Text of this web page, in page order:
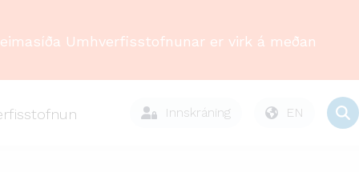
Innskráning EN
Umhverfisstofnunar er virk á meðan